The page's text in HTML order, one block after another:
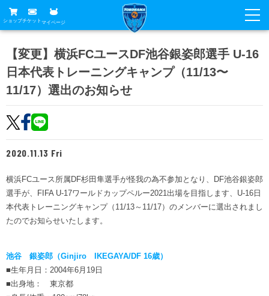
ショップチケット マイページ
グッズ
ホームタウン
トップチーム
試合
アカデミー
試合
試合日程
順位表
チケット
チケットガイド
席種・価格表
チケット購入方法
販売スケジュール
Buy Ticket Here
スケジュール
練習見学について
横浜FC観戦ガイド
試合会場アクセス
クラブ
クラブ概要
フリ丸のページ
ヒストリー
横浜FC公式オンラインショップ
クラブメンバー
アカデミー
育成ビジョン
パートナー
【変更】横浜FCユースDF池谷銀姿郎選手 U-16
日本代表トレーニングキャンプ（11/13〜
11/17）選出のお知らせ
2020.11.13 Fri
横浜FCユース所属DF杉田隼選手が怪我の為不参加となり、DF池谷銀姿郎
選手が、FIFA U-17ワールドカップペルー2021出場を目指します、U-16日
本代表トレーニングキャンプ（11/13～11/17）のメンバーに選出されまし
たのでお知らせいたします。
池谷 銀姿郎（Ginjiro IKEGAYA/DF 16歳）
■生年月日：2004年6月19日
■出身地： 東京都